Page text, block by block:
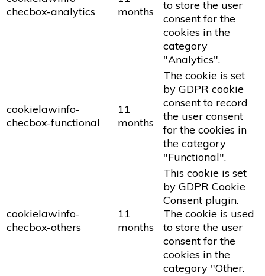
checbox-analytics
months
to store the user
consent for the
cookies in the
category
"Analytics".
cookielawinfo-
checbox-functional
11
months
The cookie is set
by GDPR cookie
consent to record
the user consent
for the cookies in
the category
"Functional".
cookielawinfo-
checbox-others
11
months
This cookie is set
by GDPR Cookie
Consent plugin.
The cookie is used
to store the user
consent for the
cookies in the
category "Other.